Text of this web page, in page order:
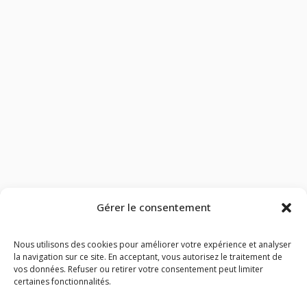
Gérer le consentement
Nous utilisons des cookies pour améliorer votre expérience et analyser
la navigation sur ce site. En acceptant, vous autorisez le traitement de
vos données. Refuser ou retirer votre consentement peut limiter
certaines fonctionnalités.